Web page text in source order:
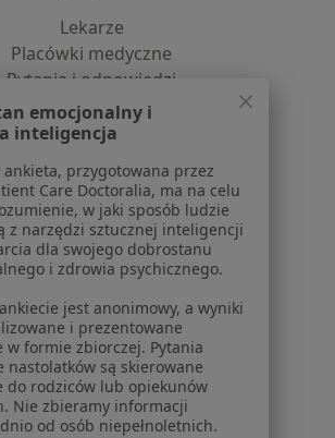
Lekarze
Placówki medyczne
Pytania i odpowiedzi
Usługi i zabiegi
Choroby
Aplikacje mobilne
Blog dla pacjentów
Dla profesjonalistów
Dla lekarzy
placówek medycznych
Noa Notes
nowość
Baza wiedzy
Pomocy dla Specjalisty
emocjonalny i
inteligencja
przygotowana przez
Care Doctoralia, ma na celu
w jaki sposób ludzie
z narzędzi sztucznej inteligencji
dla swojego dobrostanu
i zdrowia psychicznego.
jest anonimowy, a wyniki
i prezentowane
w formie zbiorczej. Pytania
nastolatków są skierowane
do rodziców lub opiekunów
Nie zbieramy informacji
od osób niepełnoletnich.